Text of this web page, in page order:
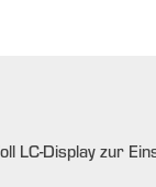
LC-Display zur